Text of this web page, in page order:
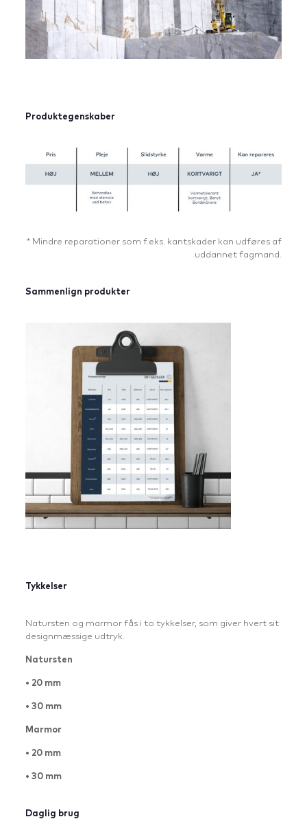
Produktegenskaber
* Mindre reparationer som f.eks. kantskader kan udføres af
uddannet fagmand.
Sammenlign produkter
Tykkelser
Natursten og marmor fås i to tykkelser, som giver hvert sit
designmæssige udtryk.
Natursten
• 20 mm
• 30 mm
Marmor
• 20 mm
• 30 mm
Daglig brug